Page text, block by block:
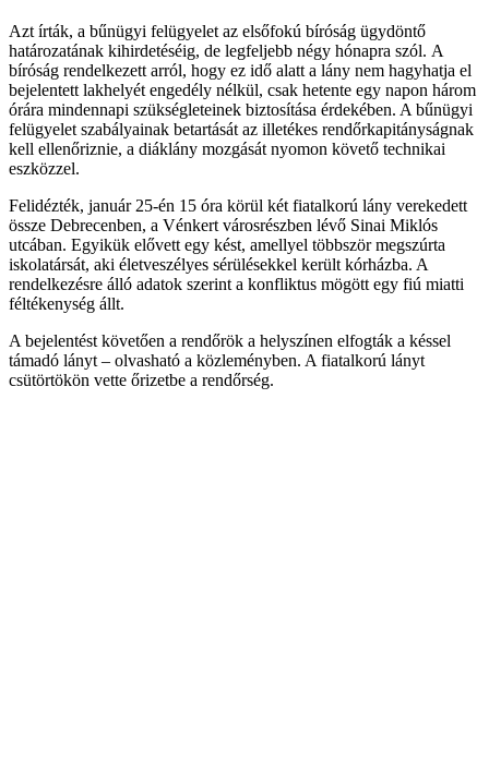
Azt írták, a bűnügyi felügyelet az elsőfokú bíróság ügydöntő
határozatának kihirdetéséig, de legfeljebb négy hónapra szól. A
bíróság rendelkezett arról, hogy ez idő alatt a lány nem hagyhatja el
bejelentett lakhelyét engedély nélkül, csak hetente egy napon három
órára mindennapi szükségleteinek biztosítása érdekében. A bűnügyi
felügyelet szabályainak betartását az illetékes rendőrkapitányságnak
kell ellenőriznie, a diáklány mozgását nyomon követő technikai
eszközzel.
Felidézték, január 25-én 15 óra körül két fiatalkorú lány verekedett
össze Debrecenben, a Vénkert városrészben lévő Sinai Miklós
utcában. Egyikük elővett egy kést, amellyel többször megszúrta
iskolatársát, aki életveszélyes sérülésekkel került kórházba. A
rendelkezésre álló adatok szerint a konfliktus mögött egy fiú miatti
féltékenység állt.
A bejelentést követően a rendőrök a helyszínen elfogták a késsel
támadó lányt – olvasható a közleményben. A fiatalkorú lányt
csütörtökön vette őrizetbe a rendőrség.